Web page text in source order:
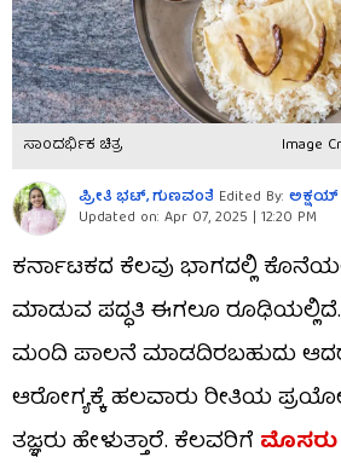
ಸಾಂದರ್ಭಿಕ ಚಿತ್ರ Image
ಪ್ರೀತಿ ಭಟ್​, ಗುಣವಂತೆ Edited By: ಅಕ್ಷಯ್​
Updated on: Apr 07, 2025 | 12:20 PM
ಕರ್ನಾಟಕದ ಕೆಲವು ಭಾಗದಲ್ಲಿ
ಮಾಡುವ ಪದ್ಧತಿ ಈಗಲೂ ರೂಢಿಯಲ್ಲಿದೆ.
ಮಂದಿ ಪಾಲನೆ ಮಾಡದಿರಬಹುದು
ಆರೋಗ್ಯಕ್ಕೆ ಹಲವಾರು ರೀತಿಯ
ತಜ್ಞರು ಹೇಳುತ್ತಾರೆ. ಕೆಲವರಿಗೆ ಮೊಸರು